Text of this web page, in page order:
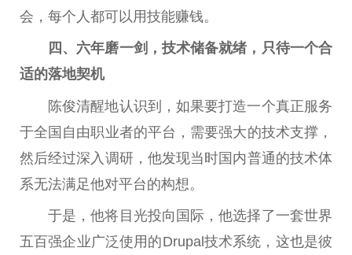
会，每个人都可以用技能赚钱。
四、六年磨一剑，技术储备就绪，只待一个合
适的落地契机
陈俊清醒地认识到，如果要打造一个真正服务
于全国自由职业者的平台，需要强大的技术支撑，
然后经过深入调研，他发现当时国内普通的技术体
系无法满足他对平台的构想。
于是，他将目光投向国际，他选择了一套世界
五百强企业广泛使用的Drupal技术系统，这也是彼